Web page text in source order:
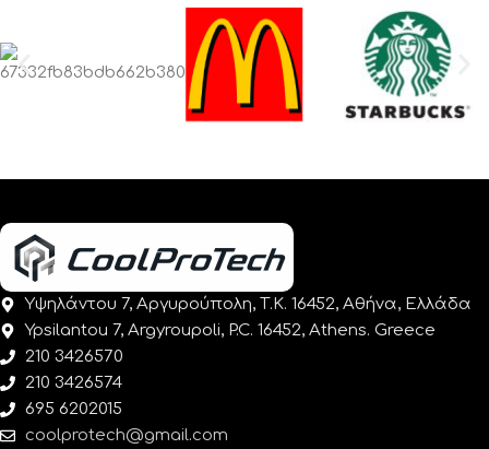
Υψηλάντου 7, Αργυρούπολη, Τ.Κ. 16452, Αθήνα, Ελλάδα
Ypsilantou 7, Argyroupoli, P.C. 16452, Athens. Greece
210 3426570
210 3426574
695 6202015
coolprotech@gmail.com